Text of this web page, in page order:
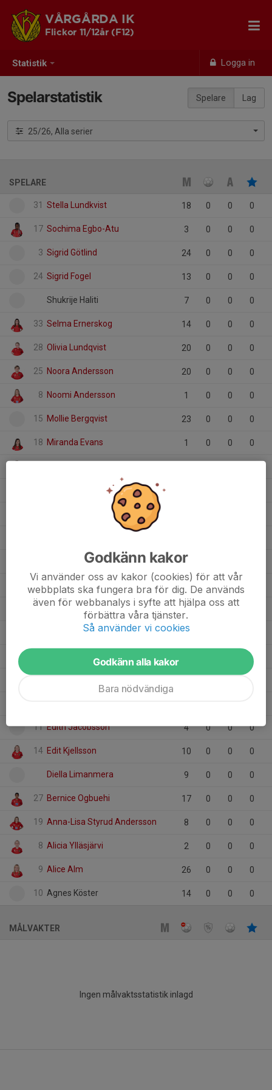
Statistik Logga in
VÅRGÅRDA IK
Flickor 11/12år (F12)
Spelare Lag
Spelarstatistik
25/26, Alla serier
SPELARE
31 Stella Lundkvist 18 0 0 0
17 Sochima Egbo-Atu 3 0 0 0
3 Sigrid Götlind 24 0 0 0
24 Sigrid Fogel 13 0 0 0
Shukrije Haliti 7 0 0 0
33 Selma Ernerskog 14 0 0 0
28 Olivia Lundqvist 20 0 0 0
25 Noora Andersson 20 0 0 0
8 Noomi Andersson 1 0 0 0
15 Mollie Bergqvist 23 0 0 0
18 Miranda Evans 1 0 0 0
Leah Hulth 14
Hafsa Soleyman Kheil
34 Freja Ljunglide 17 0 0
Florentine Gustafsson 34
0
11 Edith Jacobsson 4 0 0 0
14 Edit Kjellsson 10 0 0 0
Diella Limanmera 9 0 0 0
27 Bernice Ogbuehi 17 0 0 0
19 Anna-Lisa Styrud Andersson 8 0 0 0
8 Alicia Ylläsjärvi 2 0 0 0
9 Alice Alm 26 0 0 0
10 Agnes Köster 14 0 0 0
MÅLVAKTER
Ingen målvaktsstatistik inlagd
Godkänn kakor
Vi använder oss av kakor (cookies) för att vår
webbplats ska fungera bra för dig. De används
även för webbanalys i syfte att hjälpa oss att
förbättra våra tjänster.
Så använder vi cookies
Godkänn alla kakor
Bara nödvändiga